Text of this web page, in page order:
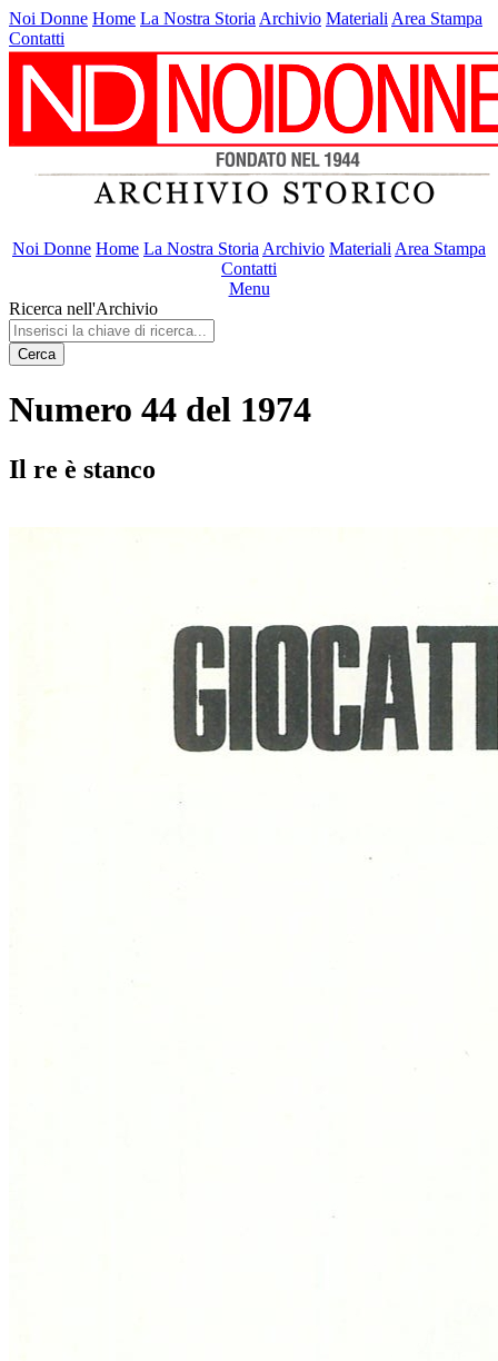
Noi Donne Home La Nostra Storia Archivio Materiali Area Stampa
Contatti
Noi Donne Home La Nostra Storia Archivio Materiali Area Stampa
Contatti
Menu
Ricerca nell'Archivio
Cerca
Numero 44 del 1974
Il re è stanco